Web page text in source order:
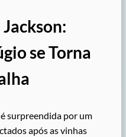
se Torna
surpreendida por um
após as vinhas